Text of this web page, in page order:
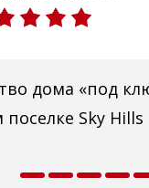
дома «под
Sky Hills